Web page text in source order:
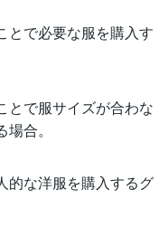
とで必要な服を購入す
とで服サイズが合わな
合。
的な洋服を購入するグ